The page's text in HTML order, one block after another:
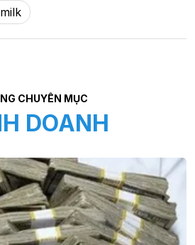
CHUYÊN MỤC
DOANH